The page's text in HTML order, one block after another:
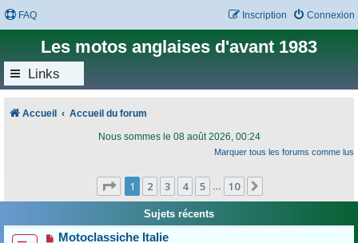
FAQ Connexion
Inscription
Les motos anglaises d'avant 1983
Links
Accueil Accueil du forum
Nous sommes le 08 août 2026, 00:24
Marquer tous les forums comme lus
Page 1sur
1 2 3 4 5 10
Sujets récents
Motoclassiche Italie